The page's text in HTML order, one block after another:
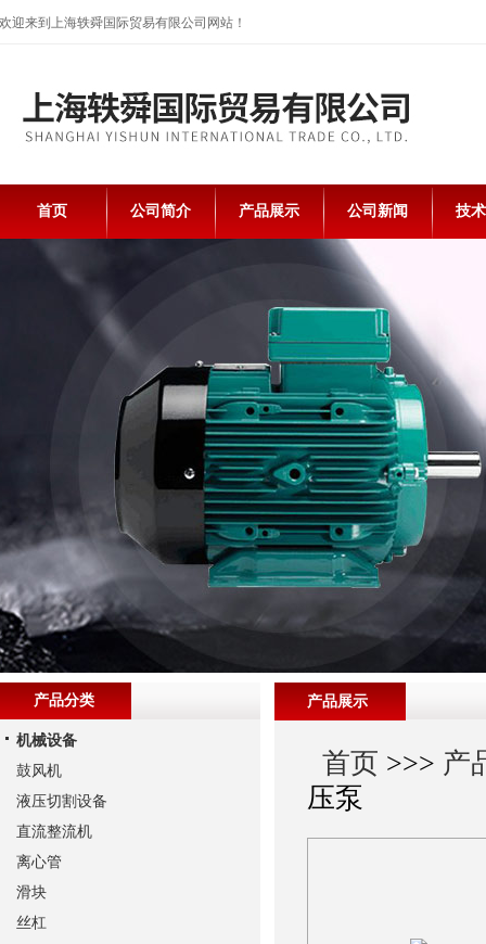
欢迎来到上海轶舜国际贸易有限公司网站！
首页 公司简介 产品展示 公司新闻 技
产品展示
首页 >>> 产
压泵
产品分类
机械设备
鼓风机
液压切割设备
直流整流机
离心管
滑块
丝杠